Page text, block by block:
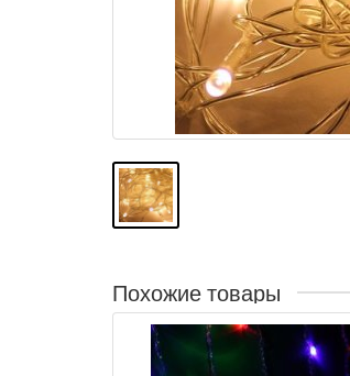
Похожие товары